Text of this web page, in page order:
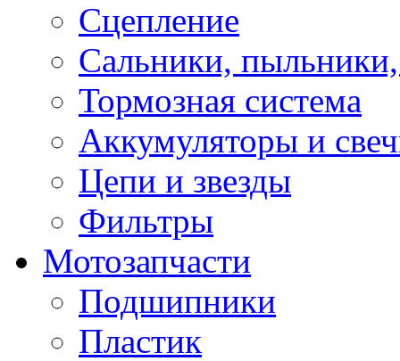
Сцепление
Сальники,
Тормозная система
Аккумуляторы и
Цепи и звезды
Фильтры
Мотозапчасти
Подшипники
Пластик